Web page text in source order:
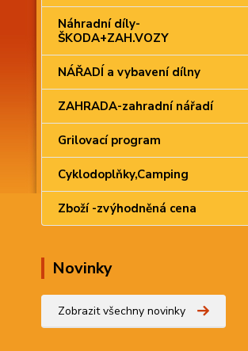
Náhradní díly-
ŠKODA+ZAH.VOZY
NÁŘADÍ a vybavení dílny
ZAHRADA-zahradní nářadí
Grilovací program
Cyklodoplňky,Camping
Zboží -zvýhodněná cena
Novinky
Zobrazit všechny novinky